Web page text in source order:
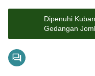
Dipenuhi
Gedangan